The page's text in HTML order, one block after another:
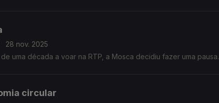
28 nov. 2025
uma década a voar na RTP, a Mosca decidiu fazer uma pausa.
circular